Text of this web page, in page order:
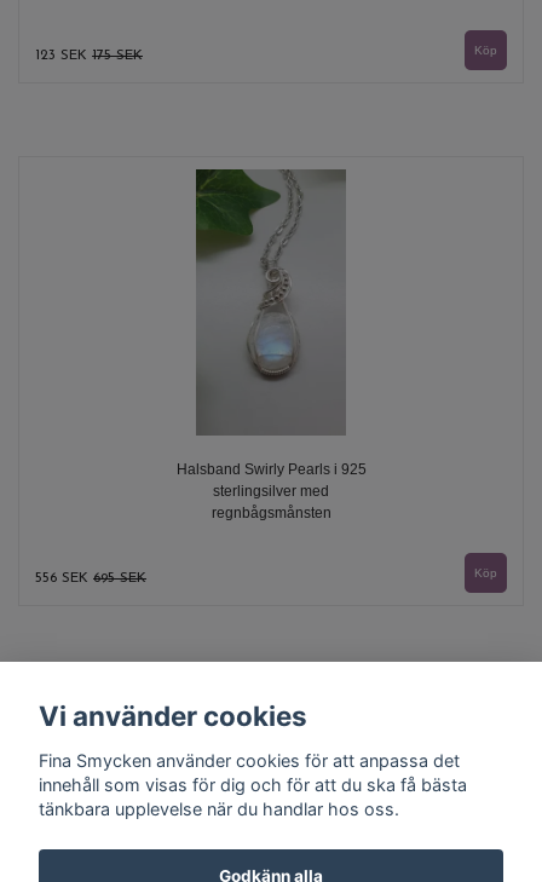
123 SEK 175 SEK
Halsband Swirly Pearls i 925
sterlingsilver med
regnbågsmånsten
556 SEK 695 SEK
Kontakt Köpvillkor
Vi använder cookies
Fina Smycken använder cookies för att anpassa det
innehåll som visas för dig och för att du ska få bästa
tänkbara upplevelse när du handlar hos oss.
Godkänn alla